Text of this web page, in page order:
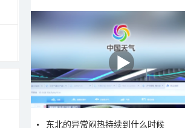
东北的异常闷热持续到什么时候